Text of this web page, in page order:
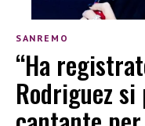
SANREMO
“Ha
Rodriguez